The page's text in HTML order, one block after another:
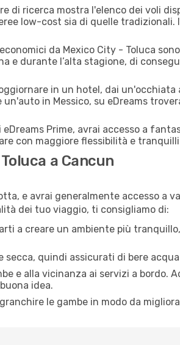
ricerca mostra l'elenco dei voli
low-cost sia di quelle tradizionali.
da Mexico City - Toluca
e durante l’alta stagione, di
in un hotel, dai
in Messico, su eDreams
Prime, avrai accesso a
con maggiore flessibilità e
a Cancun
e avrai generalmente accesso a
dei tuo viaggio, ti consigliamo di:
a creare un ambiente più
secca, quindi assicurati di bere
e alla vicinanza ai servizi a bordo.
idea.
le gambe in modo da